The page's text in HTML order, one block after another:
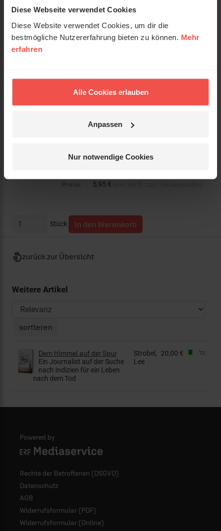
Diese Webseite verwendet Cookies
Diese Website verwendet Cookies, um dir die
bestmögliche Nutzererfahrung bieten zu können. Mehr
erfahren
Alle Cookies erlauben
Anpassen
Nur notwendige Cookies
EAN: 4051238086645
Einband: DVD
lieferbar
5,95 €
Stück
zurück zur Übersicht
Weitere Artikel
Dem Himmel auf der Spur
Ein Journalist auf der Suche
nach Indizien für ein Leben
nach dem Tod
Strobel,
Lee
20,00 €
Powered by
Logo - ERF Mediaservice
Rechte der Betroffenen (DSGVO)
Datenschutz
AGB
Widerrufsformular (PDF)
Widerrufsformular (Online)